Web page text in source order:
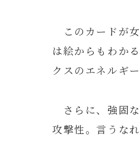
このカードが
は絵からもわか
クスのエネルギ
さらに、強固
攻撃性。言うな